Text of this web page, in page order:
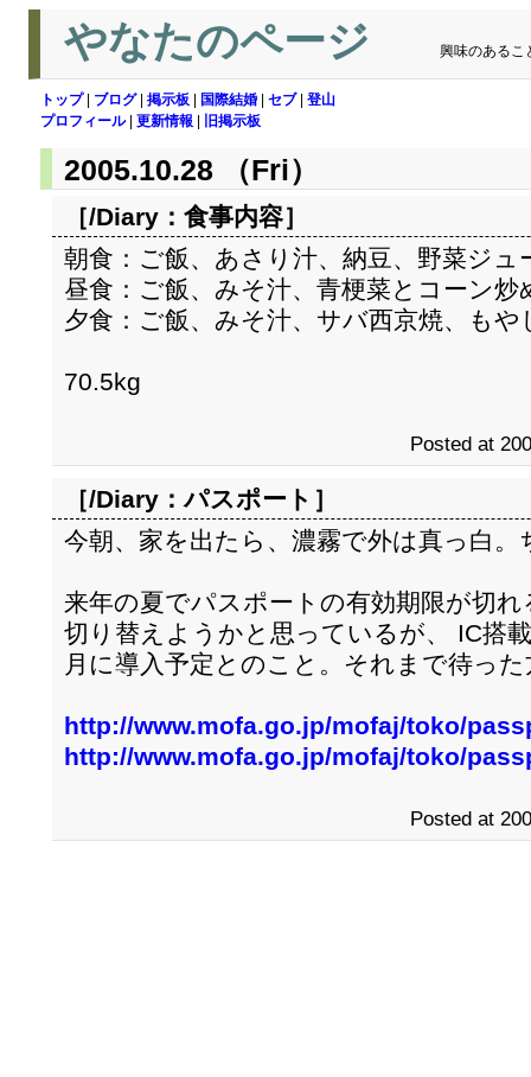
やなたのページ 興味のあるこ
トップ| ブログ| 掲示板 国際結婚 セブ| 登山
プロフィール| 更新情報 旧掲示板
2005.10.28 （Fri）
［/Diary： 食事内容］
朝食：ご飯、あさり汁、納豆、野菜ジュ
昼食：ご飯、みそ汁、青梗菜とコーン炒
夕食：ご飯、みそ汁、サバ西京焼、もや
70.5kg
Posted at
［/Diary：パスポート ］
今朝、家を出たら、濃霧で外は真っ白
来年の夏でパスポートの有効期限が切
切り替えようかと思っているが、 IC搭
月に導入予定とのこと。それまで待っ
http://www.mofa.go.jp/mofaj/toko/
http://www.mofa.go.jp/mofaj/toko/
Posted at